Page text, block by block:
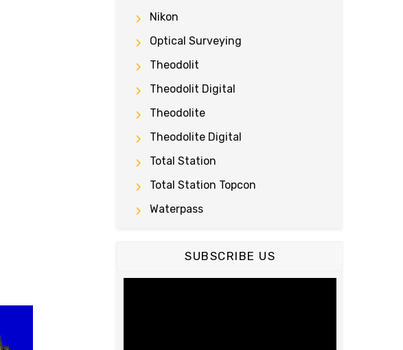
Nikon
Optical Surveying
Theodolit
Theodolit Digital
Theodolite
Theodolite Digital
Total Station
Total Station Topcon
Waterpass
SUBSCRIBE US